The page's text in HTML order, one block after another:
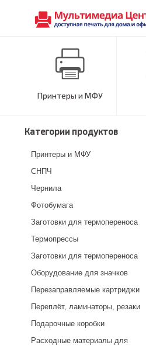
Принтеры и МФУ
Категории продуктов
Принтеры и МФУ
СНПЧ
Чернила
Фотобумага
Заготовки для термопереноса
Термопрессы
Заготовки для термопереноса
Оборудование для значков
Перезаправляемые картриджи
Переплёт, ламинаторы, резаки
Подарочные коробки
Расходные материалы для